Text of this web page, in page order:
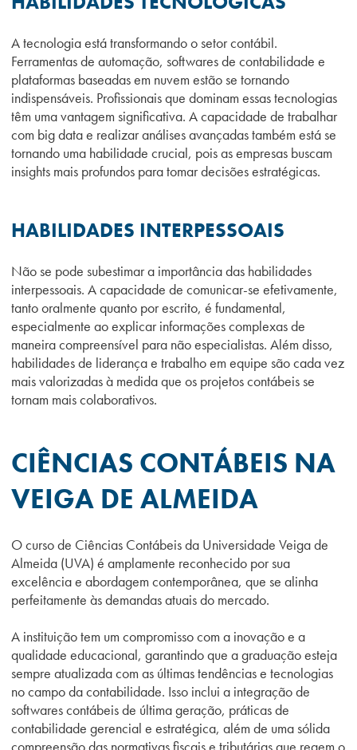
A tecnologia está transformando o setor contábil.
Ferramentas de automação, softwares de contabilidade e
plataformas baseadas em nuvem estão se tornando
indispensáveis. Profissionais que dominam essas tecnologias
têm uma vantagem significativa. A capacidade de trabalhar
com big data e realizar análises avançadas também está se
tornando uma habilidade crucial, pois as empresas buscam
insights mais profundos para tomar decisões estratégicas.
HABILIDADES INTERPESSOAIS
Não se pode subestimar a importância das habilidades
interpessoais. A capacidade de comunicar-se efetivamente,
tanto oralmente quanto por escrito, é fundamental,
especialmente ao explicar informações complexas de
maneira compreensível para não especialistas. Além disso,
habilidades de liderança e trabalho em equipe são cada vez
mais valorizadas à medida que os projetos contábeis se
tornam mais colaborativos.
CIÊNCIAS CONTÁBEIS NA
VEIGA DE ALMEIDA
O curso de Ciências Contábeis da Universidade Veiga de
Almeida (UVA) é amplamente reconhecido por sua
excelência e abordagem contemporânea, que se alinha
perfeitamente às demandas atuais do mercado.
A instituição tem um compromisso com a inovação e a
qualidade educacional, garantindo que a graduação esteja
sempre atualizada com as últimas tendências e tecnologias
no campo da contabilidade. Isso inclui a integração de
softwares contábeis de última geração, práticas de
contabilidade gerencial e estratégica, além de uma sólida